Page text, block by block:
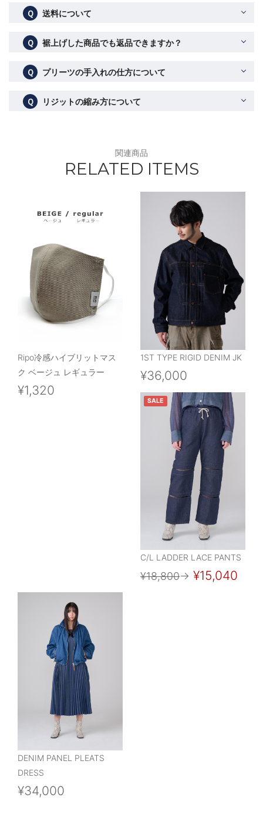
Ｑ 送料について
Ｑ 裾上げした商品でも返品できますか？
Ｑ プリーツの手入れの仕方について
Ｑ リジットの縮み方について
関連商品
RELATED ITEMS
Ripo冷感ハイブリットマス
ク ベージュ レギュラー
¥1,320
1ST TYPE RIGID DENIM JK
¥36,000
SALE
C/L LADDER LACE PANTS
¥18,800→ ¥15,040
DENIM PANEL PLEATS
DRESS
¥34,000